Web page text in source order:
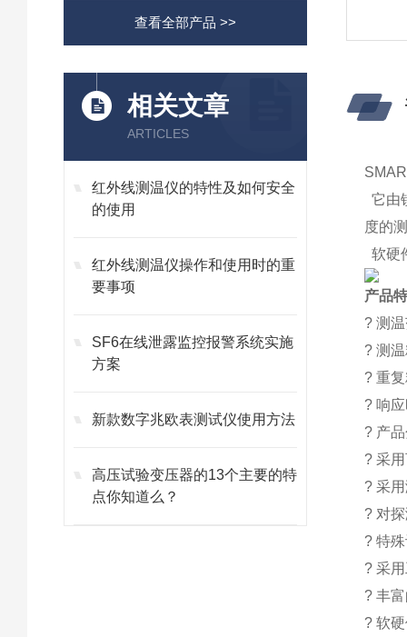
查看全部产品 >>
相关文章
ARTICLES
红外线测温仪的特性及如何安全
的使用
红外线测温仪操作和使用时的重
要事项
SF6在线泄露监控报警系统实施
方案
新款数字兆欧表测试仪使用方法
高压试验变压器的13个主要的特
点你知道么？
它由
度的
软硬
产品
? 测
? 测
? 重
? 响
? 产
? 采
? 采
? 对
? 特
? 采
? 丰
? 软